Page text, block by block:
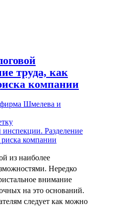
труда, как
компании
Шмелева и
из наиболее
Нередко
внимание
на это оснований.
следует как можно